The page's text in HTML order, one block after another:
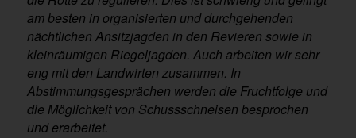
am besten in organisierten und durchgehenden
nächtlichen Ansitzjagden in den Revieren sowie in
kleinräumigen Riegeljagden. Auch arbeiten wir sehr
eng mit den Landwirten zusammen. In
Abstimmungsgesprächen werden die Fruchtfolge und
die Möglichkeit von Schussschneisen besprochen
und erarbeitet.